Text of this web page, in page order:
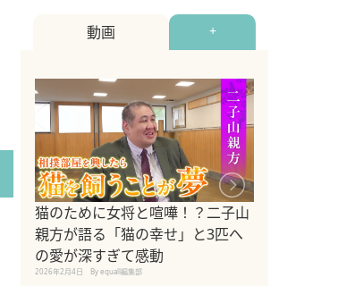
動画 +
猫のために女将と喧嘩！？二子山
親方が語る「猫の幸せ」と3匹へ
の愛が深すぎて感動
2026年2月4日 By equall編集部